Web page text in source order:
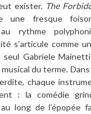
exister. The
une fresque
rythme
s’articule comme
seul Gabriele
du terme. Dans
chaque
: la comédie
long de l’épopée